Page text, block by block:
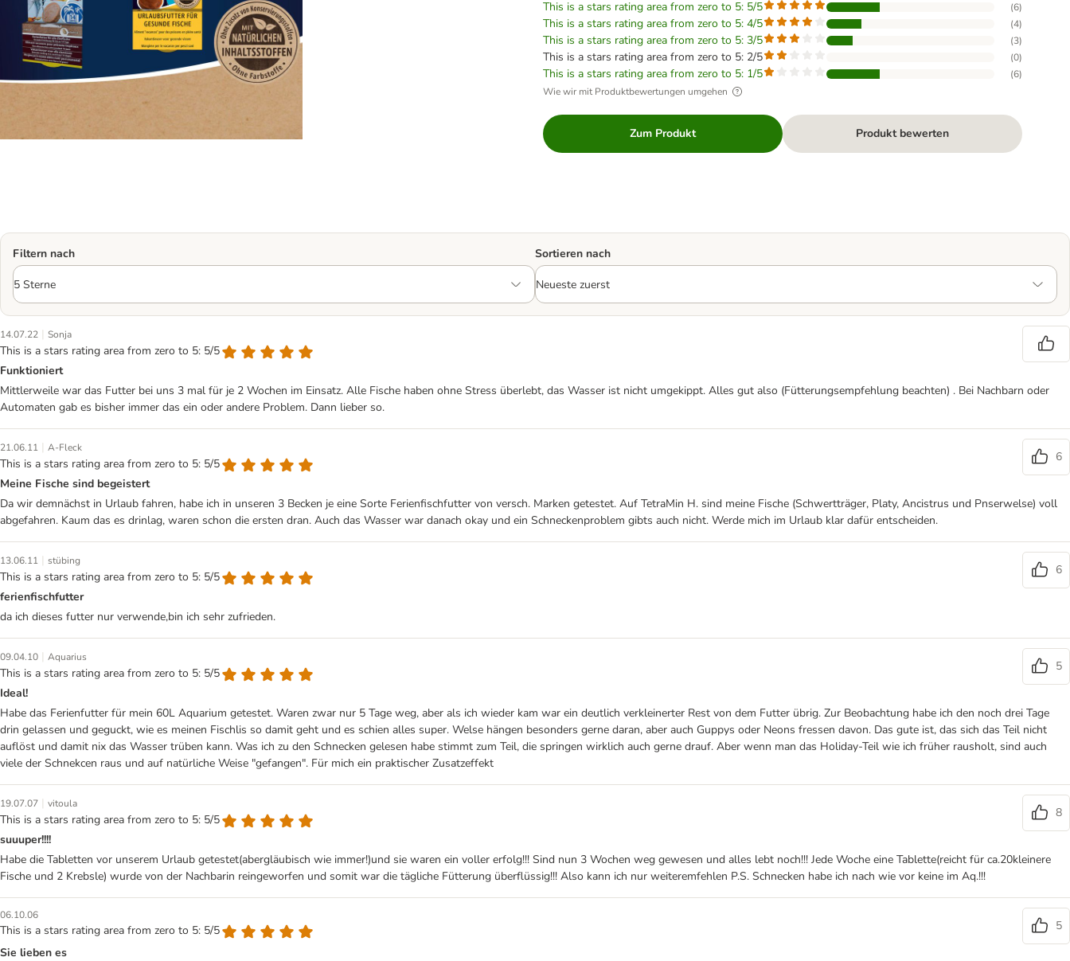
This is a stars rating area from zero to 5: 5/5 (6)
This is a stars rating area from zero to 5: 4/5 (4)
This is a stars rating area from zero to 5: 3/5 (3)
This is a stars rating area from zero to 5: 2/5 (0)
This is a stars rating area from zero to 5: 1/5 (6)
Wie wir mit Produktbewertungen umgehen
Zum Produkt Produkt bewerten
Filtern nach Sortieren nach
14.07.22 | Sonja
This is a stars rating area from zero to 5: 5/5
Funktioniert
Mittlerweile war das Futter bei uns 3 mal für je 2 Wochen im Einsatz. Alle Fische haben ohne Stress überlebt, das Wasser ist nicht umgekippt. Alles gut also (Fütterungsempfehlung beachten) . Bei Nachbarn oder
Automaten gab es bisher immer das ein oder andere Problem. Dann lieber so.
21.06.11 | A-Fleck
This is a stars rating area from zero to 5: 5/5
6
Meine Fische sind begeistert
Da wir demnächst in Urlaub fahren, habe ich in unseren 3 Becken je eine Sorte Ferienfischfutter von versch. Marken getestet. Auf TetraMin H. sind meine Fische (Schwertträger, Platy, Ancistrus und Pnserwelse) voll
abgefahren. Kaum das es drinlag, waren schon die ersten dran. Auch das Wasser war danach okay und ein Schneckenproblem gibts auch nicht. Werde mich im Urlaub klar dafür entscheiden.
13.06.11 | stübing
This is a stars rating area from zero to 5: 5/5
6
ferienfischfutter
da ich dieses futter nur verwende,bin ich sehr zufrieden.
09.04.10 | Aquarius
This is a stars rating area from zero to 5: 5/5
5
Ideal!
Habe das Ferienfutter für mein 60L Aquarium getestet. Waren zwar nur 5 Tage weg, aber als ich wieder kam war ein deutlich verkleinerter Rest von dem Futter übrig. Zur Beobachtung habe ich den noch drei Tage
drin gelassen und geguckt, wie es meinen Fischlis so damit geht und es schien alles super. Welse hängen besonders gerne daran, aber auch Guppys oder Neons fressen davon. Das gute ist, das sich das Teil nicht
auflöst und damit nix das Wasser trüben kann. Was ich zu den Schnecken gelesen habe stimmt zum Teil, die springen wirklich auch gerne drauf. Aber wenn man das Holiday-Teil wie ich früher rausholt, sind auch
viele der Schnekcen raus und auf natürliche Weise "gefangen". Für mich ein praktischer Zusatzeffekt
19.07.07 | vitoula
This is a stars rating area from zero to 5: 5/5
8
suuuper!!!!
Habe die Tabletten vor unserem Urlaub getestet(abergläubisch wie immer!)und sie waren ein voller erfolg!!! Sind nun 3 Wochen weg gewesen und alles lebt noch!!! Jede Woche eine Tablette(reicht für ca.20kleinere
Fische und 2 Krebsle) wurde von der Nachbarin reingeworfen und somit war die tägliche Fütterung überflüssig!!! Also kann ich nur weiteremfehlen P.S. Schnecken habe ich nach wie vor keine im Aq.!!!
06.10.06
This is a stars rating area from zero to 5: 5/5
5
Sie lieben es